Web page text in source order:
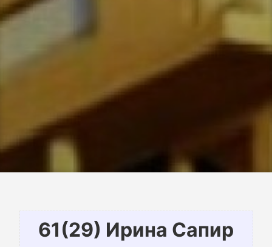
61(29) Ирина Сапир